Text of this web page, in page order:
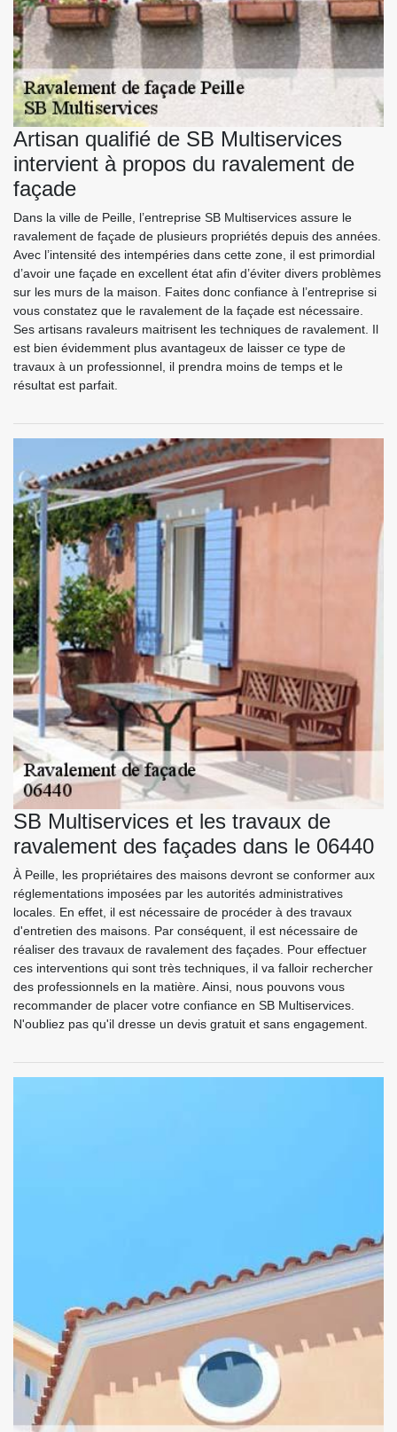
Artisan qualifié de SB Multiservices
intervient à propos du ravalement de
façade
Dans la ville de Peille, l’entreprise SB Multiservices assure le
ravalement de façade de plusieurs propriétés depuis des années.
Avec l’intensité des intempéries dans cette zone, il est primordial
d’avoir une façade en excellent état afin d’éviter divers problèmes
sur les murs de la maison. Faites donc confiance à l’entreprise si
vous constatez que le ravalement de la façade est nécessaire.
Ses artisans ravaleurs maitrisent les techniques de ravalement. Il
est bien évidemment plus avantageux de laisser ce type de
travaux à un professionnel, il prendra moins de temps et le
résultat est parfait.
SB Multiservices et les travaux de
ravalement des façades dans le 06440
À Peille, les propriétaires des maisons devront se conformer aux
réglementations imposées par les autorités administratives
locales. En effet, il est nécessaire de procéder à des travaux
d'entretien des maisons. Par conséquent, il est nécessaire de
réaliser des travaux de ravalement des façades. Pour effectuer
ces interventions qui sont très techniques, il va falloir rechercher
des professionnels en la matière. Ainsi, nous pouvons vous
recommander de placer votre confiance en SB Multiservices.
N'oubliez pas qu'il dresse un devis gratuit et sans engagement.